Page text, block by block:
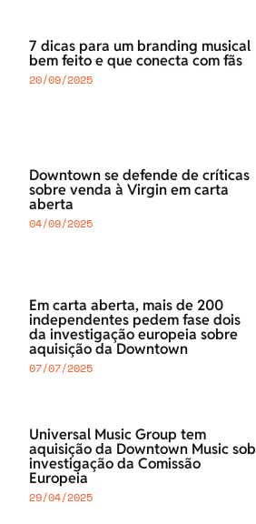
7 dicas para um branding musical
bem feito e que conecta com fãs
20/09/2025
Downtown se defende de críticas
sobre venda à Virgin em carta
aberta
04/09/2025
Em carta aberta, mais de 200
independentes pedem fase dois
da investigação europeia sobre
aquisição da Downtown
07/07/2025
Universal Music Group tem
aquisição da Downtown Music sob
investigação da Comissão
Europeia
29/04/2025